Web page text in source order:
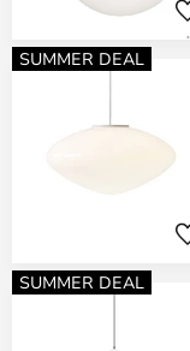
SUMMER DEAL
SUMMER DEAL